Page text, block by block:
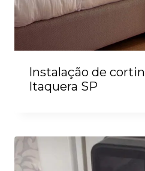
Instalação de
Itaquera SP